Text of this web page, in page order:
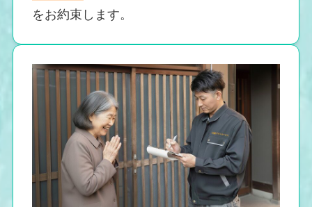
をお約束します。